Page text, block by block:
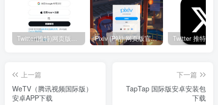
Twitter(推特)网页版官网入口地址 Pixiv (P站) 网页版官网入口地址
上一篇
WeTV（腾讯视频国际版）
安卓APP下载
下一篇
TapTap 国际版安卓安装包
下载